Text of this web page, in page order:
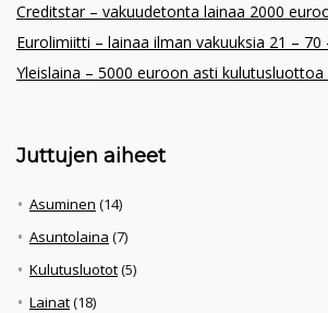
Creditstar – vakuudetonta lainaa 2000
Eurolimiitti – lainaa ilman vakuuksia 21 – 70
Yleislaina – 5000 euroon asti kulutusluottoa
Juttujen aiheet
Asuminen (14)
Asuntolaina (7)
Kulutusluotot(5)
Lainat(18)